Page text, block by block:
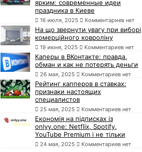
ярким: современные идеи
праздника в Киеве
16 июля, 2025 Комментариев нет
На що звернути увагу при виборі
комерційного ковроліну
19 июня, 2025 Комментариев нет
Каперы в ВКонтакте: правда,
обман и как не потерять деньги
26 мая, 2025 Комментариев нет
Рейтинг капперов в ставках:
признаки настоящих
специалистов
25 мая, 2025 Комментариев нет
Економія на підписках із
onlyy.one: Netflix, Spotify,
YouTube Premium і не тільки
24 мая, 2025 Комментариев нет